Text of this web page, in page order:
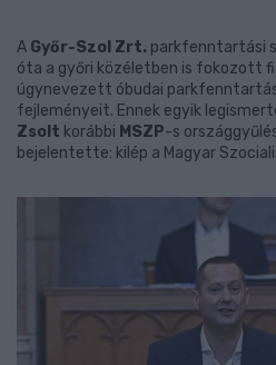
A Győr-Szol Zrt. parkfenntartási
óta a győri közéletben is fokozott
úgynevezett óbudai
fejleményeit. Ennek egyik
Zsolt korábbi MSZP-s
bejelentette: kilép a Magyar